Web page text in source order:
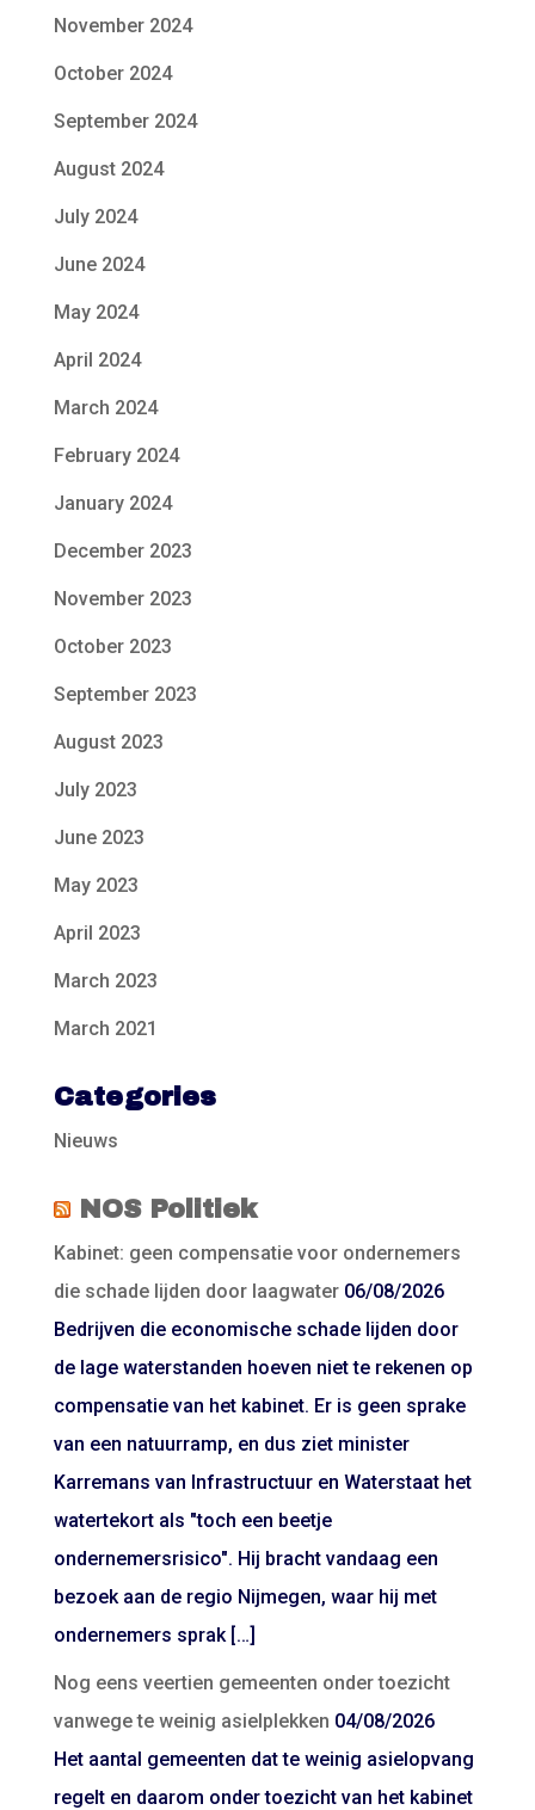
November 2024
October 2024
September 2024
August 2024
July 2024
June 2024
May 2024
April 2024
March 2024
February 2024
January 2024
December 2023
November 2023
October 2023
September 2023
August 2023
July 2023
June 2023
May 2023
April 2023
March 2023
March 2021
Categories
Nieuws
NOS Politiek
Kabinet: geen compensatie voor ondernemers
die schade lijden door laagwater 06/08/2026
Bedrijven die economische schade lijden door
de lage waterstanden hoeven niet te rekenen op
compensatie van het kabinet. Er is geen sprake
van een natuurramp, en dus ziet minister
Karremans van Infrastructuur en Waterstaat het
watertekort als "toch een beetje
ondernemersrisico". Hij bracht vandaag een
bezoek aan de regio Nijmegen, waar hij met
ondernemers sprak […]
Nog eens veertien gemeenten onder toezicht
vanwege te weinig asielplekken 04/08/2026
Het aantal gemeenten dat te weinig asielopvang
regelt en daarom onder toezicht van het kabinet